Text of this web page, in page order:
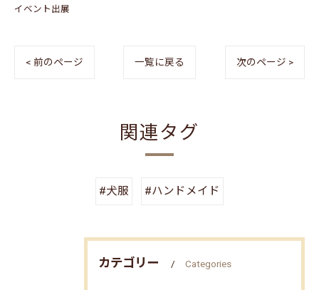
イベント出展
< 前のページ 一覧に戻る 次のページ >
関連タグ
#犬服 #ハンドメイド
カテゴリー Categories